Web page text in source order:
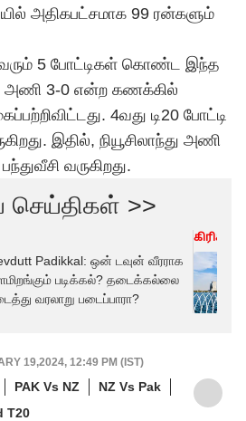
அதிகபட்சமாக 99 ரன்களும்
வரும் 5 போட்டிகள் கொண்ட இந்த
அணி 3-0 என்ற கணக்கில்
4வது டி20 போட்டி
இதில், நியூசிலாந்து அணி
வருகிறது.
செய்திகள் >>
Padikkal: ஒன் டவுன் வீரராக
படிக்கல்? தடைக்கல்லை
வரலாறு படைப்பாரா?
19,2024, 12:49 PM (IST)
PAK Vs NZ
NZ Vs Pak
T20